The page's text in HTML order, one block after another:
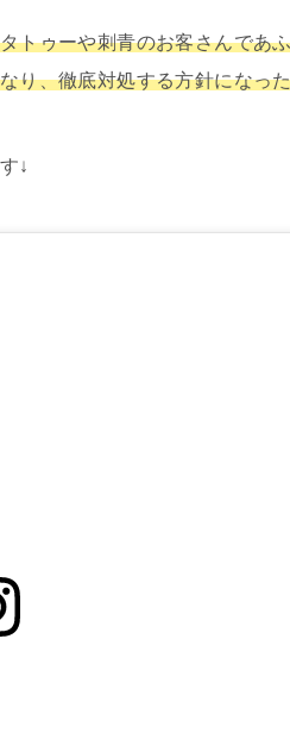
トゥーや刺青のお客さんであ
り、徹底対処する方針になっ
↓